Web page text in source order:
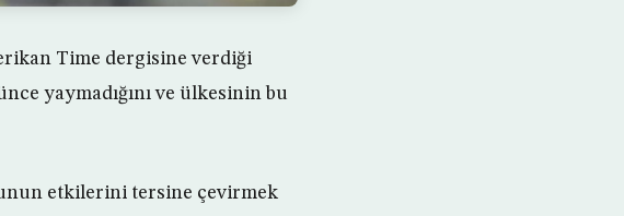
Time dergisine verdiği
yaymadığını ve ülkesinin bu
etkilerini tersine çevirmek